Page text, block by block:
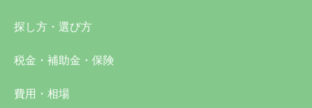
探し方・選び方
税金・補助金・保険
費用・相場